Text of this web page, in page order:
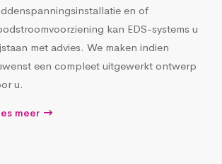
en of
kan EDS-systems u
met advies. We maken indien
een compleet uitgewerkt ontwerp
u.
meer